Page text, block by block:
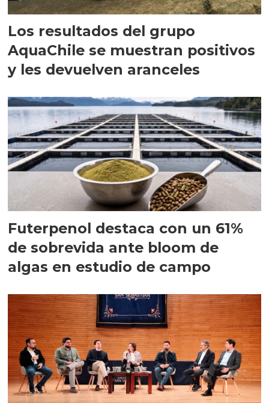
Los resultados del grupo
AquaChile se muestran positivos
y les devuelven aranceles
Futerpenol destaca con un 61%
de sobrevida ante bloom de
algas en estudio de campo